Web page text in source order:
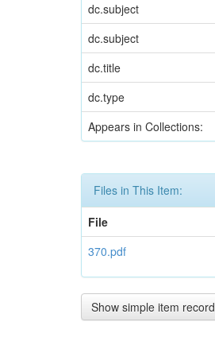
dc.subject
dc.subject
dc.title
dc.type
Appears in Collections:
Files in This Item:
File
370.pdf
Show simple item record